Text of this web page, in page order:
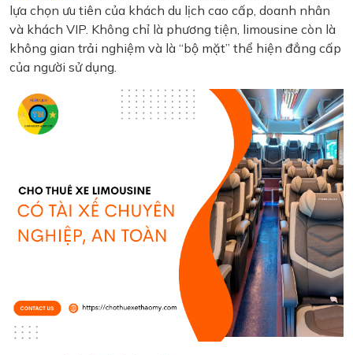
lựa chọn ưu tiên của khách du lịch cao cấp, doanh nhân
và khách VIP. Không chỉ là phương tiện, limousine còn là
không gian trải nghiệm và là “bộ mặt” thể hiện đẳng cấp
của người sử dụng.